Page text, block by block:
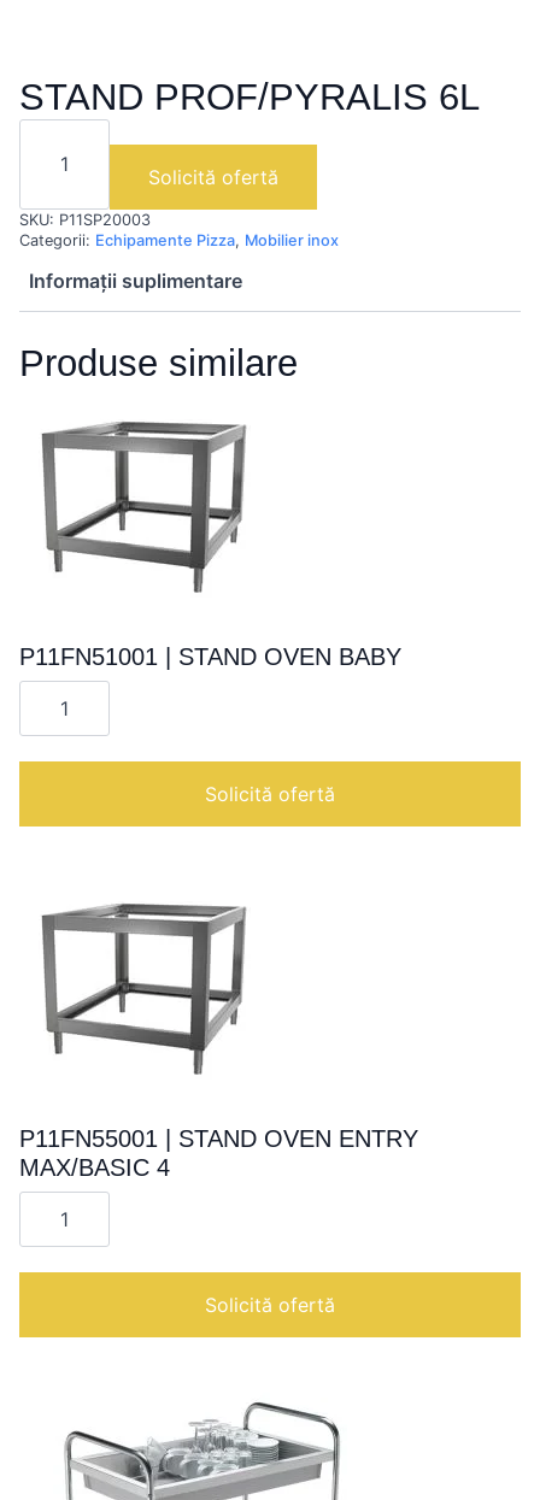
STAND PROF/PYRALIS 6L
Cantitate
PROF/PYRALISSolicită ofertă
SKU: P11SP20003
Categorii: Echipamente Pizza, Mobilier inox
Informații suplimentare
Produse similare
P11FN51001 | STAND OVEN BABY
Cantitate
P11FN51001
OVEN
Solicită ofertă
P11FN55001 | STAND OVEN ENTRY
MAX/BASIC 4
Cantitate
P11FN55001
OVEN
4
Solicită ofertă